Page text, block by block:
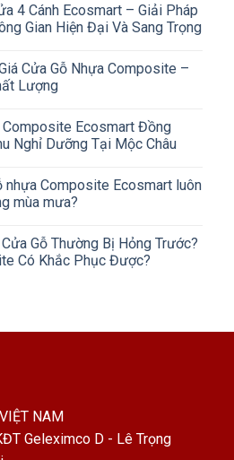
4 Cánh Ecosmart – Giải Pháp
Gian Hiện Đại Và Sang Trọng
Cửa Gỗ Nhựa Composite –
Lượng
Composite Ecosmart Đồng
Nghỉ Dưỡng Tại Mộc Châu
nhựa Composite Ecosmart luôn
mùa mưa?
Gỗ Thường Bị Hỏng Trước?
Có Khắc Phục Được?
NAM
Geleximco D - Lê Trọng